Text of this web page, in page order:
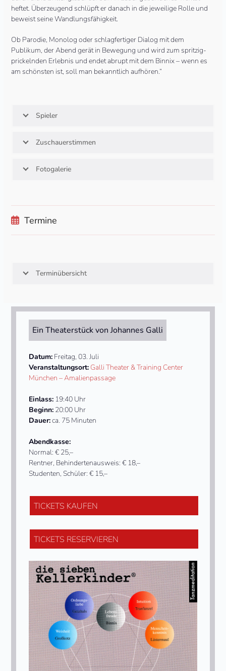
heftet. Überzeugend schlüpft er danach in die jeweilige Rolle und
beweist seine Wandlungsfähigkeit.
Ob Parodie, Monolog oder schlagfertiger Dialog mit dem
Publikum, der Abend gerät in Bewegung und wird zum spritzig-
prickelnden Erlebnis und endet abrupt mit dem Binnix – wenn es
am schönsten ist, soll man bekanntlich aufhören.“
Spieler
Zuschauerstimmen
Fotogalerie
Termine
Terminübersicht
Ein Theaterstück von Johannes Galli
Datum: Freitag, 03. Juli
Veranstaltungsort: Galli Theater & Training Center
München – Amalienpassage
Einlass: 19:40 Uhr
Beginn: 20:00 Uhr
Dauer:ca. 75 Minuten
Abendkasse:
Normal: € 25,–
Rentner, Behindertenausweis: € 18,–
Studenten, Schüler: € 15,–
TICKETS KAUFEN
TICKETS RESERVIEREN